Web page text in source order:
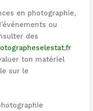
en photographie,
ou
des
ton matériel
sur le